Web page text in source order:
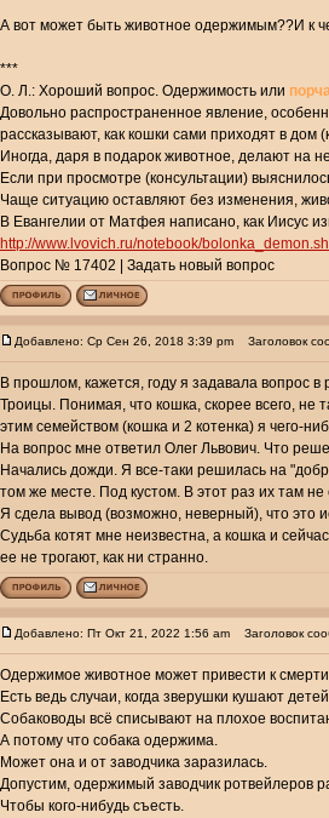
А вот может быть животное одержимым??И к
***
О. Л.: Хороший вопрос. Одержимость или
Довольно распространенное явление,
рассказывают, как кошки сами приходят в дом
Иногда, даря в подарок животное, делают на
Если при просмотре (консультации)
Чаще ситуацию оставляют без изменения,
В Евангелии от Матфея написано, как Иисус
http://www.lvovich.ru/notebook/
Вопрос № 17402 | Задать новый вопрос
Добавлено: Ср Сен 26, 2018 3:39 pm Заголовок
В прошлом, кажется, году я задавала вопрос в
Троицы. Понимая, что кошка, скорее всего, не
этим семейством (кошка и 2 котенка) я чего-
На вопрос мне ответил Олег Львович. Что
Начались дожди. Я все-таки решилась на
том же месте. Под кустом. В этот раз их там не
Я сдела вывод (возможно, неверный), что это
Судьба котят мне неизвестна, а кошка и
ее не трогают, как ни странно.
Добавлено: Пт Окт 21, 2022 1:56 am Заголовок
Одержимое животное может привести к смерти
Есть ведь случаи, когда зверушки кушают
Собаководы всё списывают на плохое
А потому что собака одержима.
Может она и от заводчика заразилась.
Допустим, одержимый заводчик ротвейлеров
Чтобы кого-нибудь съесть.